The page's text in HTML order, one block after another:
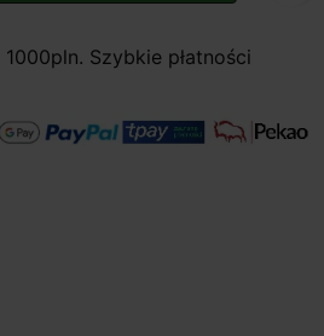
Szybkie płatności